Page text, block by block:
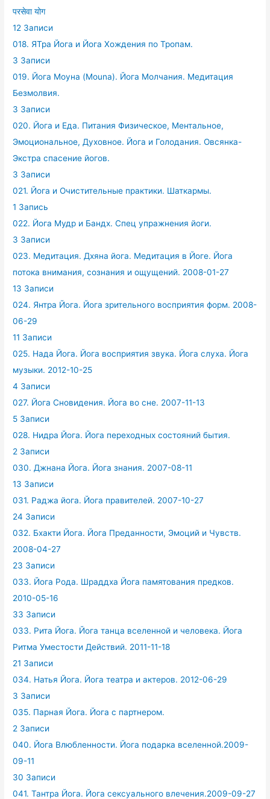
परसेवा योग
12 Записи
018. ЯТра Йога и Йога Хождения по Тропам.
3 Записи
019. Йога Моуна (Mouna). Йога Молчания. Медитация
Безмолвия.
3 Записи
020. Йога и Еда. Питания Физическое, Ментальное,
Эмоциональное, Духовное. Йога и Голодания. Овсянка-
Экстра спасение йогов.
3 Записи
021. Йога и Очистительные практики. Шаткармы.
1 Запись
022. Йога Мудр и Бандх. Спец упражнения йоги.
3 Записи
023. Медитация. Дхяна йога. Медитация в Йоге. Йога
потока внимания, сознания и ощущений. 2008-01-27
13 Записи
024. Янтра Йога. Йога зрительного восприятия форм. 2008-
06-29
11 Записи
025. Нада Йога. Йога восприятия звука. Йога слуха. Йога
музыки. 2012-10-25
4 Записи
027. Йога Сновидения. Йога во сне. 2007-11-13
5 Записи
028. Нидра Йога. Йога переходных состояний бытия.
2 Записи
030. Джнана Йога. Йога знания. 2007-08-11
13 Записи
031. Раджа йога. Йога правителей. 2007-10-27
24 Записи
032. Бхакти Йога. Йога Преданности, Эмоций и Чувств.
2008-04-27
23 Записи
033. Йога Рода. Шраддха Йога памятования предков.
2010-05-16
33 Записи
033. Рита Йога. Йога танца вселенной и человека. Йога
Ритма Уместости Действий. 2011-11-18
21 Записи
034. Натья Йога. Йога театра и актеров. 2012-06-29
3 Записи
035. Парная Йога. Йога с партнером.
2 Записи
040. Йога Влюбленности. Йога подарка вселенной.2009-
09-11
30 Записи
041. Тантра Йога. Йога сексуального влечения.2009-09-27